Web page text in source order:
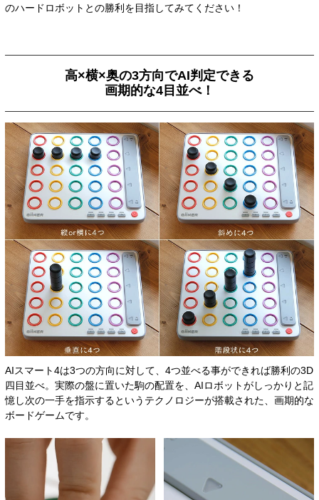
のハードロボットとの勝利を目指してみてください！
高×横×奥の3方向でAI判定できる
画期的な4目並べ！
AIスマート4は3つの方向に対して、4つ並べる事ができれば勝利の3D
四目並べ。実際の盤に置いた駒の配置を、AIロボットがしっかりと記
憶し次の一手を指示するというテクノロジーが搭載された、画期的な
ボードゲームです。